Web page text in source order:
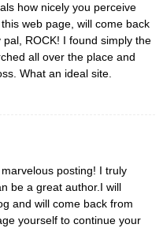
how nicely you perceive
web page, will come back
ROCK! I found simply the
all over the place and
What an ideal site.
posting! I truly
be a great author.I will
and will come back from
yourself to continue your